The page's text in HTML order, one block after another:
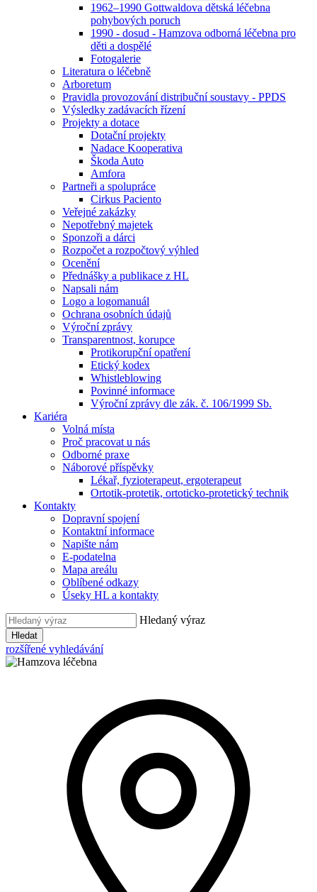
1962–1990 Gottwaldova dětská léčebna
pohybových poruch
1990 - dosud - Hamzova odborná léčebna pro
děti a dospělé
Fotogalerie
Literatura o léčebně
Arboretum
Pravidla provozování distribuční soustavy - PPDS
Výsledky zadávacích řízení
Projekty a dotace
Dotační projekty
Nadace Kooperativa
Škoda Auto
Amfora
Partneři a spolupráce
Cirkus Paciento
Veřejné zakázky
Nepotřebný majetek
Sponzoři a dárci
Rozpočet a rozpočtový výhled
Ocenění
Přednášky a publikace z HL
Napsali nám
Logo a logomanuál
Ochrana osobních údajů
Výroční zprávy
Transparentnost, korupce
Protikorupční opatření
Etický kodex
Whistleblowing
Povinné informace
Výroční zprávy dle zák. č. 106/1999 Sb.
Kariéra
Volná místa
Proč pracovat u nás
Odborné praxe
Náborové příspěvky
Lékař, fyzioterapeut, ergoterapeut
Ortotik-protetik, ortoticko-protetický technik
Kontakty
Dopravní spojení
Kontaktní informace
Napište nám
E-podatelna
Mapa areálu
Oblíbené odkazy
Úseky HL a kontakty
Hledaný výraz
Hledat
rozšířené vyhledávání